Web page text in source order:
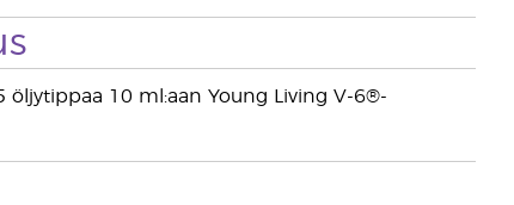
öljytippaa 10 ml:aan Young Living V-6®-